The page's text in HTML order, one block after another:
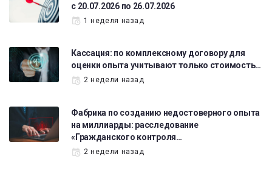
с 20.07.2026 по 26.07.2026
1 неделя назад
Кассация: по комплексному договору для
оценки опыта учитывают только стоимость…
2 недели назад
Фабрика по созданию недостоверного опыта
на миллиарды: расследование
«Гражданского контроля…
2 недели назад